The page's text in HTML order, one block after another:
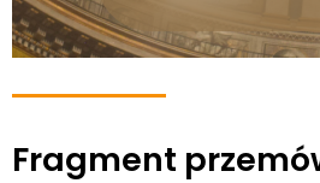
Fragment